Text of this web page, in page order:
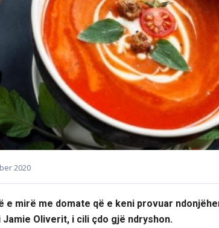
2020
e mirë me domate që e keni provuar
Oliverit, i cili çdo gjë ndryshon.